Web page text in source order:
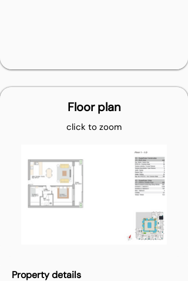
Floor plan
click to zoom
Property details